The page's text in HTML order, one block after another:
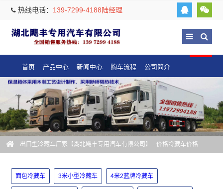
热线电话： 139-7299-4188陆经理
首页 产品中心 新闻中心 购车流程 公司简介
出口型冷藏车厂家【湖北飓丰专用汽车有限公司】 - 价格冷藏车价格
面包冷藏车 3米小型冷藏车 4米2蓝牌冷藏车